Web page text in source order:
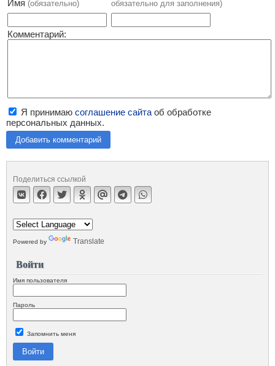
Имя (обязательно)
обязательно для заполнения)
Комментарий:
Я принимаю соглашение сайта об обработке
персональных данных.
Добавить комментарий
Поделиться ссылкой
Powered by Translate
Войти
Имя пользователя
Пароль
Запомнить меня
Войти